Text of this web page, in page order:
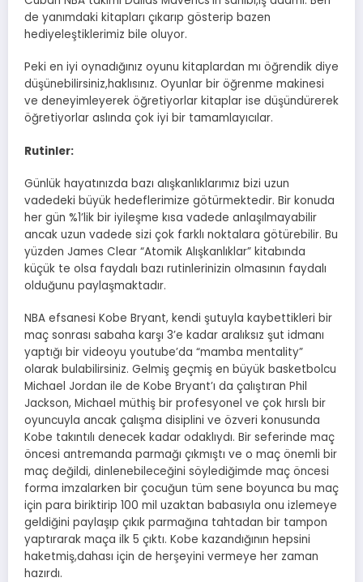
de yanımdaki kitapları çıkarıp gösterip bazen
hediyeleştiklerimiz bile oluyor.
Peki en iyi oynadığınız oyunu kitaplardan mı öğrendik diye
düşünebilirsiniz,haklısınız. Oyunlar bir öğrenme makinesi
ve deneyimleyerek öğretiyorlar kitaplar ise düşündürerek
öğretiyorlar aslında çok iyi bir tamamlayıcılar.
Rutinler:
Günlük hayatınızda bazı alışkanlıklarımız bizi uzun
vadedeki büyük hedeflerimize götürmektedir. Bir konuda
her gün %1’lik bir iyileşme kısa vadede anlaşılmayabilir
ancak uzun vadede sizi çok farklı noktalara götürebilir. Bu
yüzden James Clear “Atomik Alışkanlıklar” kitabında
küçük te olsa faydalı bazı rutinlerinizin olmasının faydalı
olduğunu paylaşmaktadır.
NBA efsanesi Kobe Bryant, kendi şutuyla kaybettikleri bir
maç sonrası sabaha karşı 3’e kadar aralıksız şut idmanı
yaptığı bir videoyu youtube’da “mamba mentality”
olarak bulabilirsiniz. Gelmiş geçmiş en büyük basketbolcu
Michael Jordan ile de Kobe Bryant’ı da çalıştıran Phil
Jackson, Michael müthiş bir profesyonel ve çok hırslı bir
oyuncuyla ancak çalışma disiplini ve özveri konusunda
Kobe takıntılı denecek kadar odaklıydı. Bir seferinde maç
öncesi antremanda parmağı çıkmıştı ve o maç önemli bir
maç değildi, dinlenebileceğini söylediğimde maç öncesi
forma imzalarken bir çocuğun tüm sene boyunca bu maç
için para biriktirip 100 mil uzaktan babasıyla onu izlemeye
geldiğini paylaşıp çıkık parmağına tahtadan bir tampon
yaptırarak maça ilk 5 çıktı. Kobe kazandığının hepsini
haketmiş,dahası için de herşeyini vermeye her zaman
hazırdı.